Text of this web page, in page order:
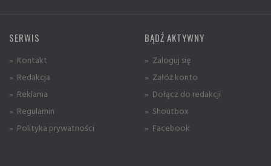
SERWIS
» Kontakt
» Redakcja
» Reklama
» Regulamin
» Polityka prywatności
BĄDŹ AKTYWNY
» Zaloguj się
» Załóż konto
» Dołącz do redakcji
» Shoutbox
» Facebook